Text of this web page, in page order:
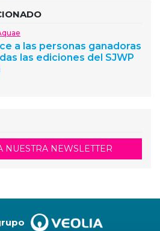
a las personas ganadoras
las ediciones del SJWP
NUESTRA NEWSLETTER